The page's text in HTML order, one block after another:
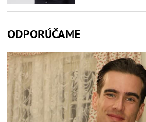
ODPORÚČAME